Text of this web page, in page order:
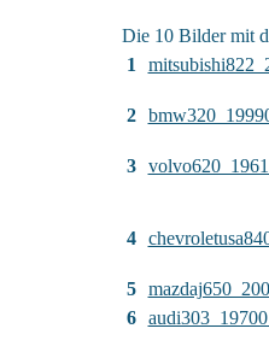
Die 10 Bilder mit
1
2
3
4
5
6